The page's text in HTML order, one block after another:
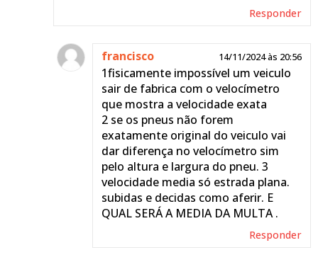
Responder
francisco 14/11/2024 às 20:56
1fisicamente impossível um veiculo
sair de fabrica com o velocímetro
que mostra a velocidade exata
2 se os pneus não forem
exatamente original do veiculo vai
dar diferença no velocímetro sim
pelo altura e largura do pneu. 3
velocidade media só estrada plana.
subidas e decidas como aferir. E
QUAL SERÁ A MEDIA DA MULTA .
Responder